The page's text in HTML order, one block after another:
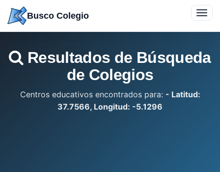
contenido
Busco Colegio
Resultados de Búsqueda
de Colegios
Centros educativos encontrados para: - Latitud:
37.7566, Longitud: -5.1296